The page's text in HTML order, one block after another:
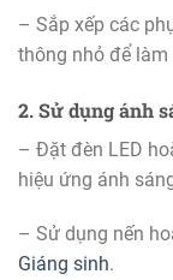
– Sắp xếp các
thông nhỏ để làm
2. Sử dụng ánh
– Đặt đèn LED
hiệu ứng ánh
– Sử dụng nến
Giáng sinh.